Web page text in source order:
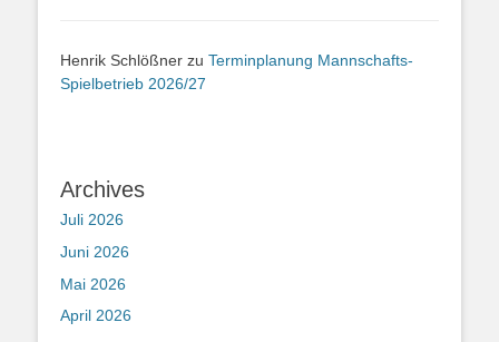
Henrik Schlößner zu Terminplanung Mannschafts-
Spielbetrieb 2026/27
Archives
Juli 2026
Juni 2026
Mai 2026
April 2026